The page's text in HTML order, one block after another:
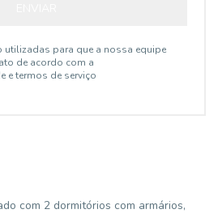
utilizadas para que a nossa equipe
de acordo com a
e termos de serviço
com 2 dormitórios com armários,